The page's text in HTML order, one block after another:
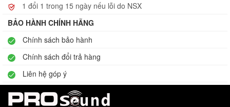
1 đổi 1 trong 15 ngày nếu lỗi do NSX
BẢO HÀNH CHÍNH HÃNG
Chính sách bảo hành
Chính sách đổi trả hàng
Liên hệ góp ý